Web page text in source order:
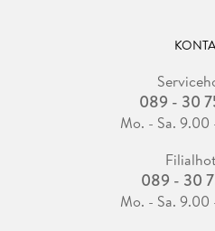
089 - 30
Mo. - Sa. 9.00
089 - 30
Mo. - Sa. 9.00